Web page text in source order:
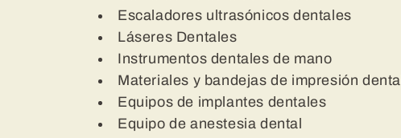
n
:
Escaladores ultrasónicos dentales
Láseres Dentales
Instrumentos dentales de mano
Materiales y bandejas de impresión dental
Equipos de implantes dentales
Equipo de anestesia dental